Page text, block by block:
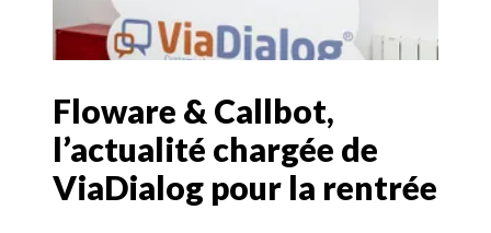
Floware & Callbot,
l’actualité chargée de
ViaDialog pour la rentrée